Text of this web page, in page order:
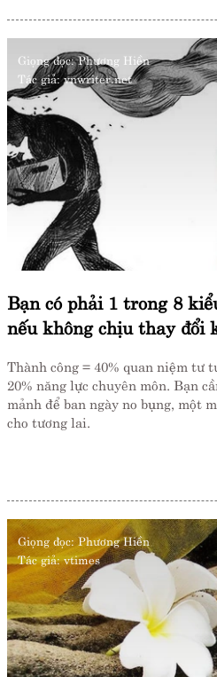
Giọng đọc: Phương Hiền
Tác giả: vnwriter.net
Bạn có phải 1 trong 8
nếu không chịu thay đổi
Thành công = 40% quan niệm tư
20% năng lực chuyên môn. Bạn
mảnh để ban ngày no bụng, một
cho tương lai.
Giọng đọc: Phương Hiền
Tác giả: vtimes